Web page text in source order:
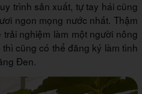
trình sản xuất, tự tay hái cũng
ngon mọng nước nhất. Thậm
nghiệm làm một người nông
cũng có thể đăng ký làm tình
Đen.